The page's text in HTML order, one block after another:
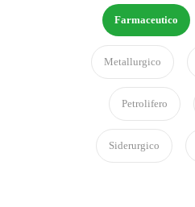
Farmaceutico
Metallurgico
Petrolifero
Siderurgico